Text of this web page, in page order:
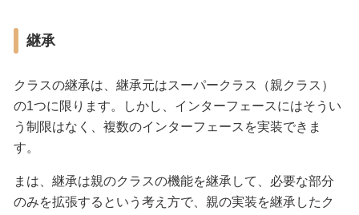
継承
クラスの継承は、継承元はスーパークラス（親クラス）
の1つに限ります。しかし、インターフェースにはそうい
う制限はなく、複数のインターフェースを実装できま
す。
まは、継承は親のクラスの機能を継承して、必要な部分
のみを拡張するという考え方で、親の実装を継承したク